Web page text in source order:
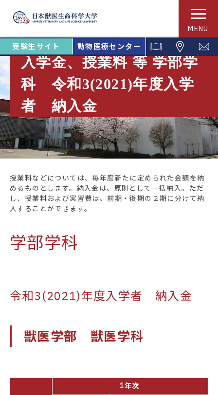
MENU
受験生サイト 動物医療センター
入学金、授業料 等 学部学
科 令和3(2021)年度入学
者 納入金
授業料などについては、毎年度新たに定められた金額を納
めるものとします。納入金は、原則として一括納入。ただ
し、授業料および実習費は、前期・後期の２期に分けて納
入することができます。
学部学科
令和3(2021)年度入学者 納入金
獣医学部 獣医学科
1年次